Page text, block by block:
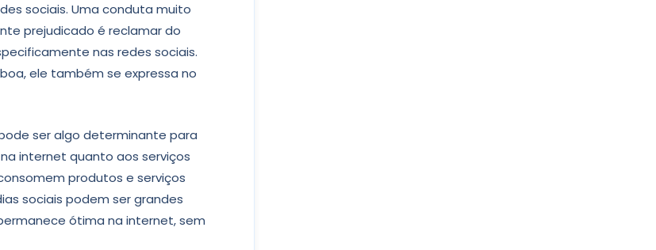
sociais. Uma conduta muito
prejudicado é reclamar do
nas redes sociais.
ele também se expressa no
ser algo determinante para
internet quanto aos serviços
produtos e serviços
sociais podem ser grandes
ótima na internet, sem